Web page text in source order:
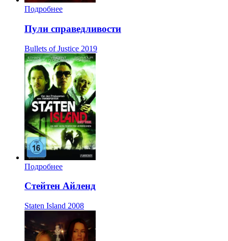
Подробнее
Пули справедливости
Bullets of Justice 2019
Подробнее
Стейтен Айленд
Staten Island 2008